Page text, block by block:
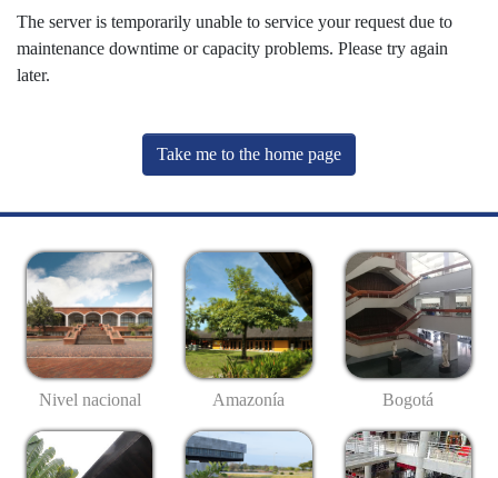
The server is temporarily unable to service your request due to
maintenance downtime or capacity problems. Please try again
later.
Take me to the home page
Nivel nacional Amazonía Bogotá